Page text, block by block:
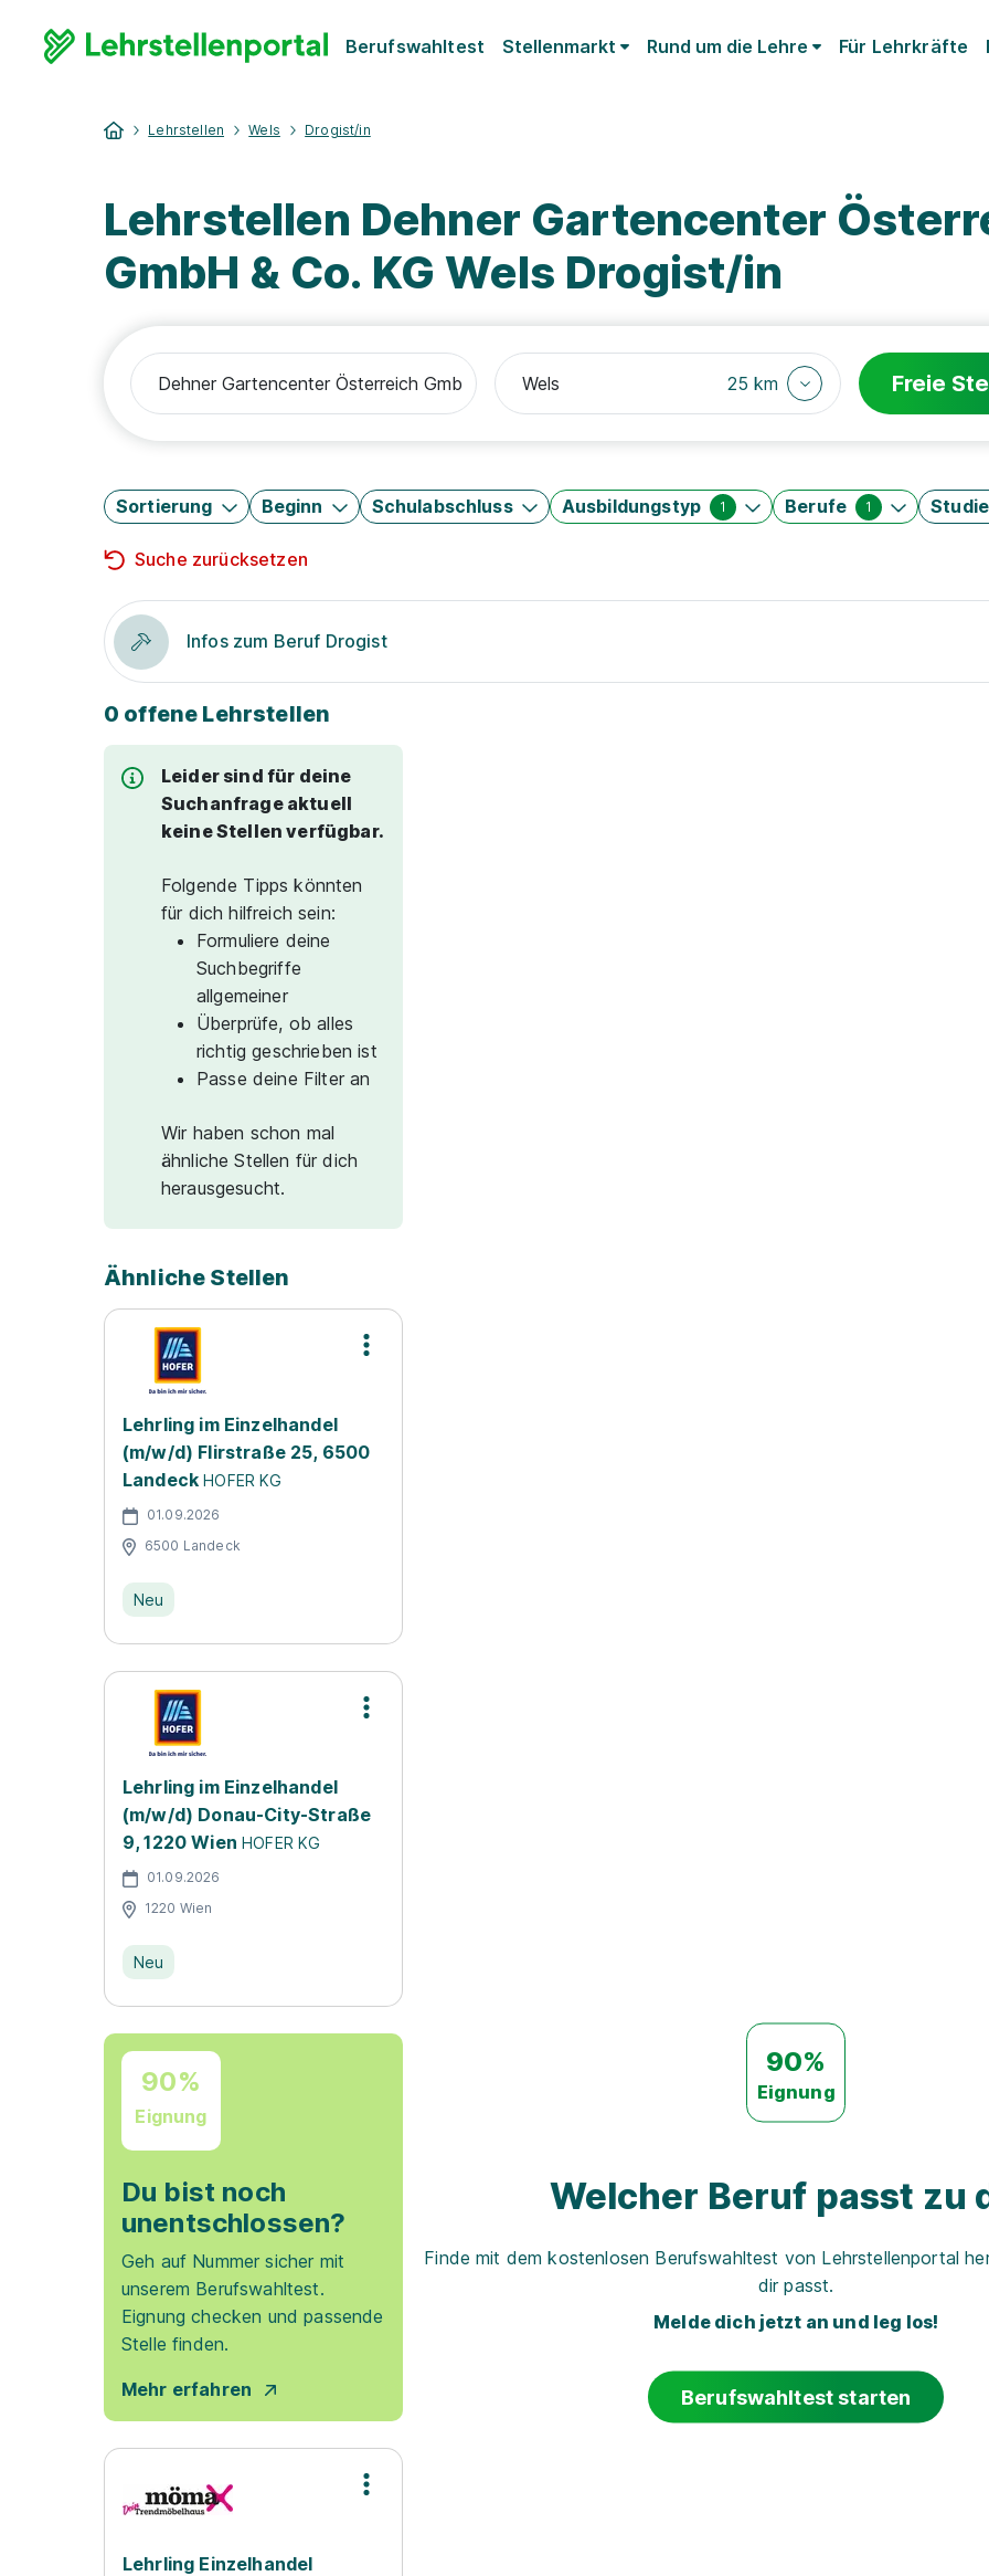
Berufswahltest Stellenmarkt Rund um die Lehre Für Lehrkräfte
Lehrstellen Wels Drogist/in
Lehrstellen Dehner Gartencenter
GmbH & Co. KG Wels Drogist/in
25 km Freie
Sortierung Beginn Schulabschluss Ausbildungstyp 1 Berufe 1
Suche zurücksetzen
Infos zum Beruf Drogist
0 offene Lehrstellen
Leider sind für deine
Suchanfrage aktuell
keine Stellen verfügbar.
Folgende Tipps könnten
für dich hilfreich sein:
Formuliere deine
Suchbegriffe
allgemeiner
Überprüfe, ob alles
richtig geschrieben ist
Passe deine Filter an
Wir haben schon mal
ähnliche Stellen für dich
herausgesucht.
Ähnliche Stellen
Lehrling im Einzelhandel
(m/w/d) Flirstraße 25, 6500
Landeck HOFER KG
01.09.2026
6500 Landeck
Neu
Lehrling im Einzelhandel
(m/w/d) Donau-City-Straße
9, 1220 Wien HOFER KG
01.09.2026
1220 Wien
Neu
90%
Eignung
Du bist noch
unentschlossen?
Geh auf Nummer sicher mit
unserem Berufswahltest.
Eignung checken und passende
Stelle finden.
Mehr erfahren
Lehrling Einzelhandel
90%
Eignung
Welcher Beruf passt zu
Finde mit dem kostenlosen Berufswahltest von Lehrstellenportal
dir passt.
Melde dich jetzt an und leg los!
Berufswahltest starten